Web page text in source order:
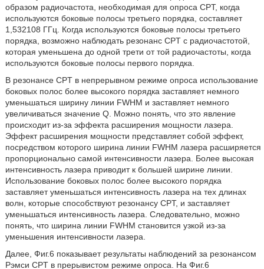
образом радиочастота, необходимая для опроса CPT, когда
используются боковые полосы третьего порядка, составляет
1,532108 ГГц. Когда используются боковые полосы третьего
порядка, возможно наблюдать резонанс CPT с радиочастотой,
которая уменьшена до одной трети от той радиочастоты, когда
используются боковые полосы первого порядка.
В резонансе CPT в непрерывном режиме опроса использование
боковых полос более высокого порядка заставляет немного
уменьшаться ширину линии FWHM и заставляет немного
увеличиваться значение Q. Можно понять, что это явление
происходит из-за эффекта расширения мощности лазера.
Эффект расширения мощности представляет собой эффект,
посредством которого ширина линии FWHM лазера расширяется
пропорционально самой интенсивности лазера. Более высокая
интенсивность лазера приводит к большей ширине линии.
Использование боковых полос более высокого порядка
заставляет уменьшаться интенсивность лазера на тех длинах
волн, которые способствуют резонансу CPT, и заставляет
уменьшаться интенсивность лазера. Следовательно, можно
понять, что ширина линии FWHM становится узкой из-за
уменьшения интенсивности лазера.
Далее, Фиг.6 показывает результаты наблюдений за резонансом
Рэмси CPT в прерывистом режиме опроса. На Фиг.6